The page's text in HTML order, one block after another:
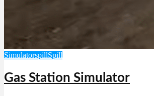
SimulatorspillSpill
Gas Station Simulator